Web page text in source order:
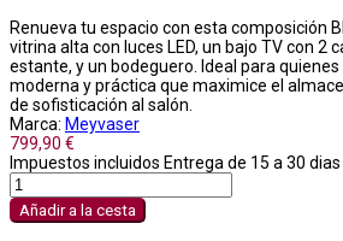
Renueva tu espacio con esta composición
vitrina alta con luces LED, un bajo TV con 2
estante, y un bodeguero. Ideal para
moderna y práctica que maximice el
de sofisticación al salón.
Marca: Meyvaser
799,90 €
Impuestos incluidos Entrega de 15 a 30 dias
Añadir a la cesta